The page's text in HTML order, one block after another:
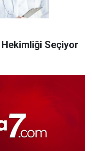
Hekimliği Seçiyor